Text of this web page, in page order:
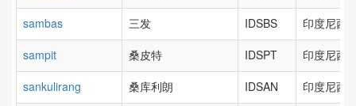
sambas
三发 IDSBS
印度尼西
sampit
桑皮特 IDSPT
印度尼西
sankulirang
桑库利朗 IDSAN
印度尼西